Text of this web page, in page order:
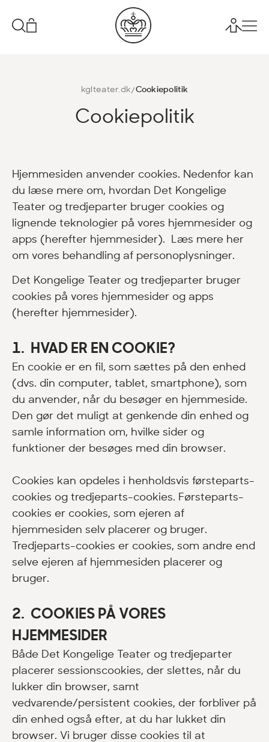
kglteater.dk Cookiepolitik
Cookiepolitik
Hjemmesiden anvender cookies. Nedenfor kan
du læse mere om, hvordan Det Kongelige
Teater og tredjeparter bruger cookies og
lignende teknologier på vores hjemmesider og
apps (herefter hjemmesider). Læs mere her
om vores behandling af personoplysninger.
Det Kongelige Teater og tredjeparter bruger
cookies på vores hjemmesider og apps
(herefter hjemmesider).
1. HVAD ER EN COOKIE?
En cookie er en fil, som sættes på den enhed
(dvs. din computer, tablet, smartphone), som
du anvender, når du besøger en hjemmeside.
Den gør det muligt at genkende din enhed og
samle information om, hvilke sider og
funktioner der besøges med din browser.
Cookies kan opdeles i henholdsvis førsteparts-
cookies og tredjeparts-cookies. Førsteparts-
cookies er cookies, som ejeren af
hjemmesiden selv placerer og bruger.
Tredjeparts-cookies er cookies, som andre end
selve ejeren af hjemmesiden placerer og
bruger.
2. COOKIES PÅ VORES
HJEMMESIDER
Både Det Kongelige Teater og tredjeparter
placerer sessionscookies, der slettes, når du
lukker din browser, samt
vedvarende/persistent cookies, der forbliver på
din enhed også efter, at du har lukket din
browser. Vi bruger disse cookies til at